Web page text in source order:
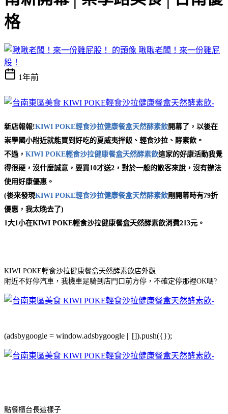
格
啾啾老闆！來一份雞屁
股！
1年前
新店報報!KIWI POKE輕食沙拉健康餐盒天然酵素飲開幕了，以後在
崇學國小附近就能買到好吃的夏威夷拌飯、輕食沙拉、酵素飲。
不過， KIWI POKE輕食沙拉健康餐盒天然酵素飲這家的好康活動我覺
得很硬，沒什麼誠意，要買10才送2，對於一般的散客來說，沒有辦法
使用好康優惠。
(後來發現KIWI POKE輕食沙拉健康餐盒天然酵素飲剛開幕時有79折
優惠，我太晚去了)
1大1小在KIWI POKE輕食沙拉健康餐盒天然酵素飲消費213元。
KIWI POKE輕食沙拉健康餐盒天然酵素飲店外觀
附近不好停汽車，我機車是騎到店門口前方停，不確定停那裡OK嗎?
(adsbygoogle = window.adsbygoogle || []).push({});
點餐櫃台長這樣子